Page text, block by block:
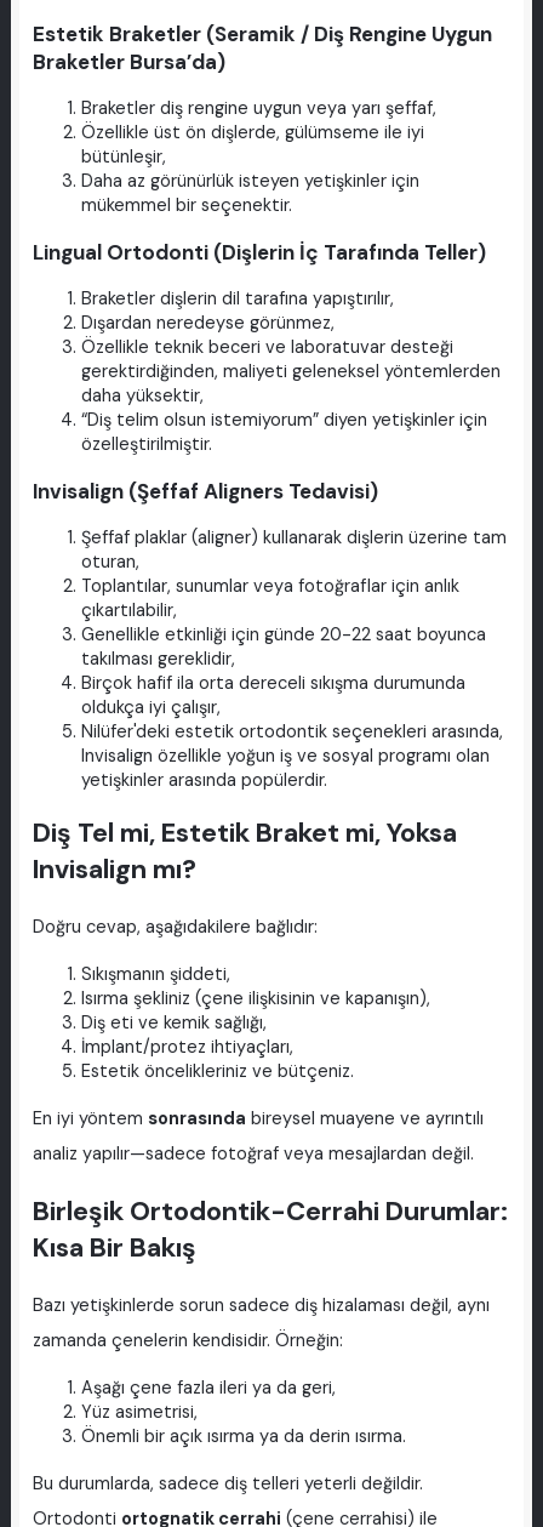
Estetik Braketler (Seramik / Diş Rengine Uygun
Braketler Bursa’da)
Braketler diş rengine uygun veya yarı şeffaf,
Özellikle üst ön dişlerde, gülümseme ile iyi
bütünleşir,
Daha az görünürlük isteyen yetişkinler için
mükemmel bir seçenektir.
Lingual Ortodonti (Dişlerin İç Tarafında Teller)
Braketler dişlerin dil tarafına yapıştırılır,
Dışardan neredeyse görünmez,
Özellikle teknik beceri ve laboratuvar desteği
gerektirdiğinden, maliyeti geleneksel yöntemlerden
daha yüksektir,
“Diş telim olsun istemiyorum” diyen yetişkinler için
özelleştirilmiştir.
Invisalign (Şeffaf Aligners Tedavisi)
Şeffaf plaklar (aligner) kullanarak dişlerin üzerine tam
oturan,
Toplantılar, sunumlar veya fotoğraflar için anlık
çıkartılabilir,
Genellikle etkinliği için günde 20-22 saat boyunca
takılması gereklidir,
Birçok hafif ila orta dereceli sıkışma durumunda
oldukça iyi çalışır,
Nilüfer'deki estetik ortodontik seçenekleri arasında,
Invisalign özellikle yoğun iş ve sosyal programı olan
yetişkinler arasında popülerdir.
Diş Tel mi, Estetik Braket mi, Yoksa
Invisalign mı?
Doğru cevap, aşağıdakilere bağlıdır:
Sıkışmanın şiddeti,
Isırma şekliniz (çene ilişkisinin ve kapanışın),
Diş eti ve kemik sağlığı,
İmplant/protez ihtiyaçları,
Estetik öncelikleriniz ve bütçeniz.
En iyi yöntem sonrasında bireysel muayene ve ayrıntılı
analiz yapılır—sadece fotoğraf veya mesajlardan değil.
Birleşik Ortodontik-Cerrahi Durumlar:
Kısa Bir Bakış
Bazı yetişkinlerde sorun sadece diş hizalaması değil, aynı
zamanda çenelerin kendisidir. Örneğin:
Aşağı çene fazla ileri ya da geri,
Yüz asimetrisi,
Önemli bir açık ısırma ya da derin ısırma.
Bu durumlarda, sadece diş telleri yeterli değildir.
Ortodonti ortognatik cerrahi (çene cerrahisi) ile